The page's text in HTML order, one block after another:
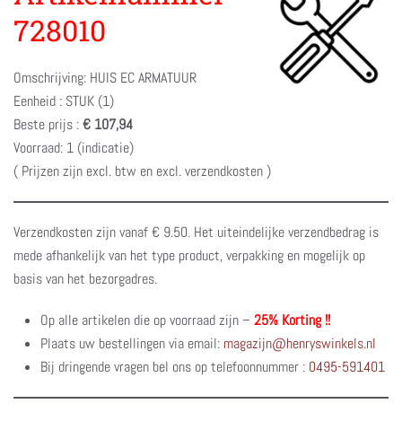
728010
Omschrijving: HUIS EC ARMATUUR
Eenheid : STUK (1)
Beste prijs :€ 107,94
Voorraad: 1 (indicatie)
( Prijzen zijn excl. btw en excl. verzendkosten )
Verzendkosten zijn vanaf € 9.50. Het uiteindelijke verzendbedrag is
mede afhankelijk van het type product, verpakking en mogelijk op
basis van het bezorgadres.
Op alle artikelen die op voorraad zijn – 25% Korting !!
Plaats uw bestellingen via email: magazijn@henryswinkels.nl
Bij dringende vragen bel ons op telefoonnummer : 0495-591401